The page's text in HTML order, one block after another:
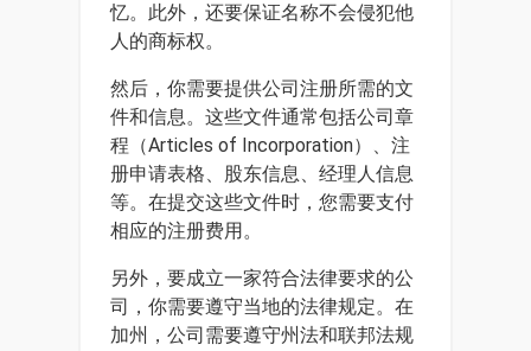
忆。此外，还要保证名称不会侵犯他
人的商标权。
然后，你需要提供公司注册所需的文
件和信息。这些文件通常包括公司章
程（Articles of Incorporation）、注
册申请表格、股东信息、经理人信息
等。在提交这些文件时，您需要支付
相应的注册费用。
另外，要成立一家符合法律要求的公
司，你需要遵守当地的法律规定。在
加州，公司需要遵守州法和联邦法规